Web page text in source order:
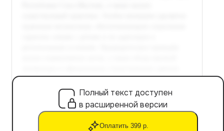
Полный текст доступен
в расширенной версии
Оплатить 399 р.